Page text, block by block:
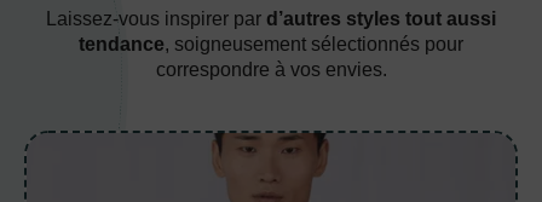
Laissez-vous inspirer par d’autres styles tout aussi
tendance, soigneusement sélectionnés pour
correspondre à vos envies.